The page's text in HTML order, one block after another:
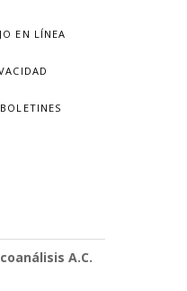
EN LÍNEA
A.C.